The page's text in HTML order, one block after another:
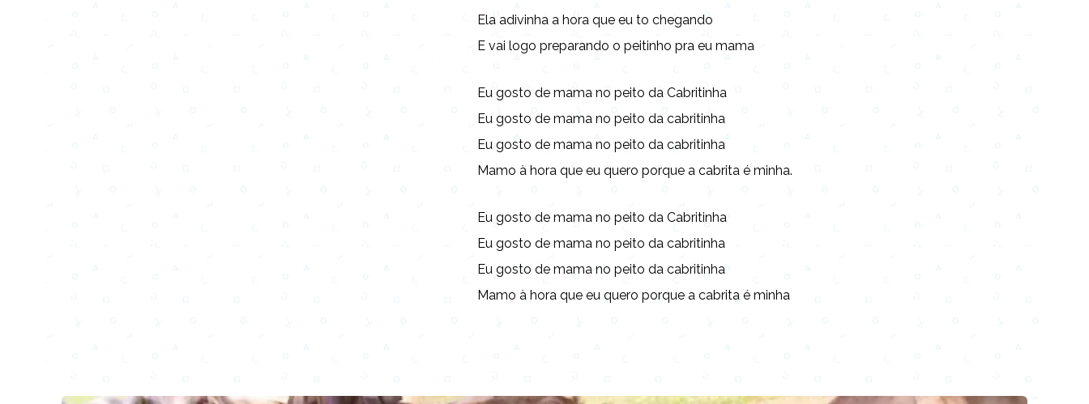
Ela adivinha a hora que eu to chegando
E vai logo preparando o peitinho pra eu mama
Eu gosto de mama no peito da Cabritinha
Eu gosto de mama no peito da cabritinha
Eu gosto de mama no peito da cabritinha
Mamo à hora que eu quero porque a cabrita é minha.
Eu gosto de mama no peito da Cabritinha
Eu gosto de mama no peito da cabritinha
Eu gosto de mama no peito da cabritinha
Mamo à hora que eu quero porque a cabrita é minha
WhatsApp